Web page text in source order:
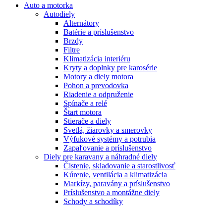
Auto a motorka
Autodiely
Alternátory
Batérie a príslušenstvo
Brzdy
Filtre
Klimatizácia interiéru
Kryty a doplnky pre karosérie
Motory a diely motora
Pohon a prevodovka
Riadenie a odpruženie
Spínače a relé
Štart motora
Stierače a diely
Svetlá, žiarovky a smerovky
Výfukové systémy a potrubia
Zapaľovanie a príslušenstvo
Diely pre karavany a náhradné diely
Čistenie, skladovanie a starostlivosť
Kúrenie, ventilácia a klimatizácia
Markízy, paravány a príslušenstvo
Príslušenstvo a montážne diely
Schody a schodíky